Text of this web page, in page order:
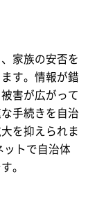
家族の安否を
す。情報が錯
害が広がって
手続きを自治
を抑えられま
ットで自治体
。